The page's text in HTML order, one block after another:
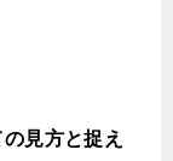
見方と捉え